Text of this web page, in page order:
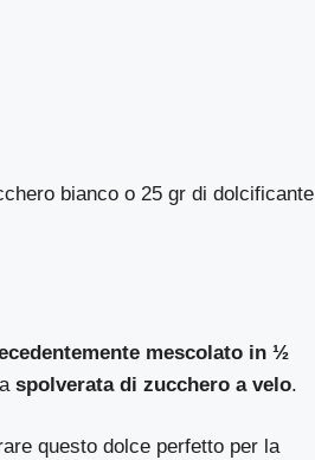
bianco o 25 gr di dolcificante
mescolato in ½
spolverata di zucchero a velo.
questo dolce perfetto per la